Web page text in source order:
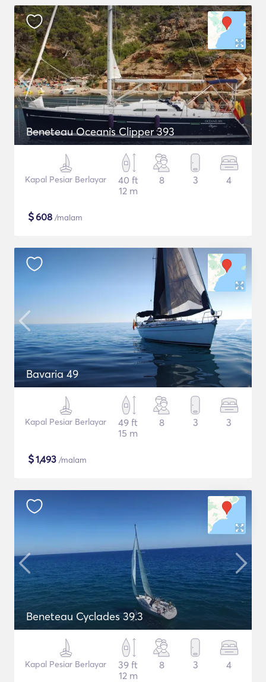
Beneteau Oceanis Clipper 393
Kapal Pesiar Berlayar
40 ft
12 m
8 3 4
$608 /malam
Bavaria 49
Kapal Pesiar Berlayar
49 ft
15 m
8 3 3
$1,493 /malam
Beneteau Cyclades 39.3
Kapal Pesiar Berlayar
39 ft
12 m
8 3 4